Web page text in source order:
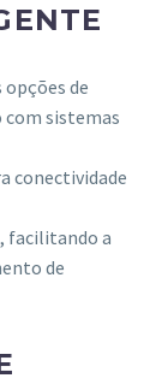
opções de
sistemas
conectividade
, facilitando a
de